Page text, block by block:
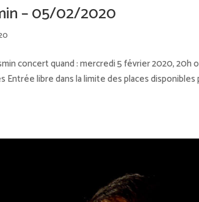
– 05/02/2020
concert quand : mercredi 5 février 2020, 20h
Entrée libre dans la limite des places